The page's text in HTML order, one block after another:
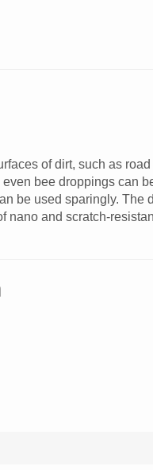
of dirt, such as
bee droppings can
be used sparingly.
and scratch-